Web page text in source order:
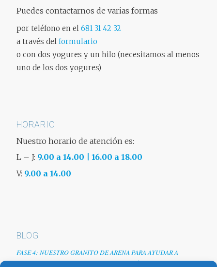
Puedes contactarnos de varias formas
por teléfono en el 681 31 42 32
a través del formulario
o con dos yogures y un hilo (necesitamos al menos
uno de los dos yogures)
HORARIO
Nuestro horario de atención es:
L – J: 9.00 a 14.00 | 16.00 a 18.00
V: 9.00 a 14.00
BLOG
FASE 4: NUESTRO GRANITO DE ARENA PARA AYUDAR A
EMPRESAS TRAS LA CRISIS DEL COVID-19